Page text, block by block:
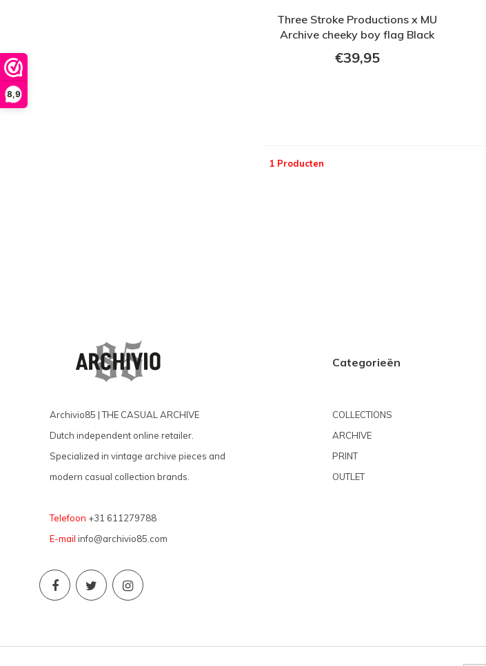
8,9
Three Stroke Productions x MU
Archive cheeky boy flag Black
€39,95
1 Producten
Archivio85 | THE CASUAL ARCHIVE
Dutch independent online retailer.
Specialized in vintage archive pieces and
modern casual collection brands.
Telefoon +31 611279788
E-mail info@archivio85.com
Categorieën
COLLECTIONS
ARCHIVE
PRINT
OUTLET